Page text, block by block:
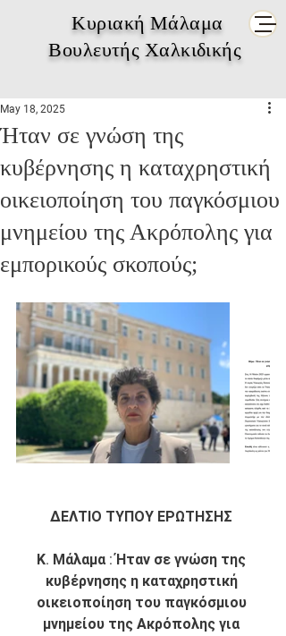
Κυριακή Μάλαμα
Βουλευτής Χαλκιδικής
Ήταν σε γνώση της
κυβέρνησης η καταχρηστική
οικειοποίηση του παγκόσμιου
μνημείου της Ακρόπολης για
εμπορικούς σκοπούς;
May 18, 2025
ΔΕΛΤΙΟ ΤΥΠΟΥ ΕΡΩΤΗΣΗΣ
Κ. Μάλαμα : Ήταν σε γνώση της
κυβέρνησης η καταχρηστική
οικειοποίηση του παγκόσμιου
μνημείου της Ακρόπολης για